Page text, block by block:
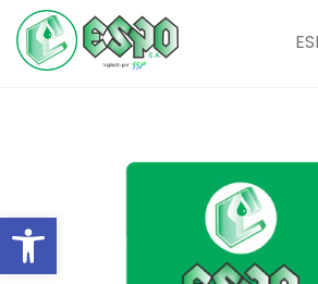
Abrir barra de